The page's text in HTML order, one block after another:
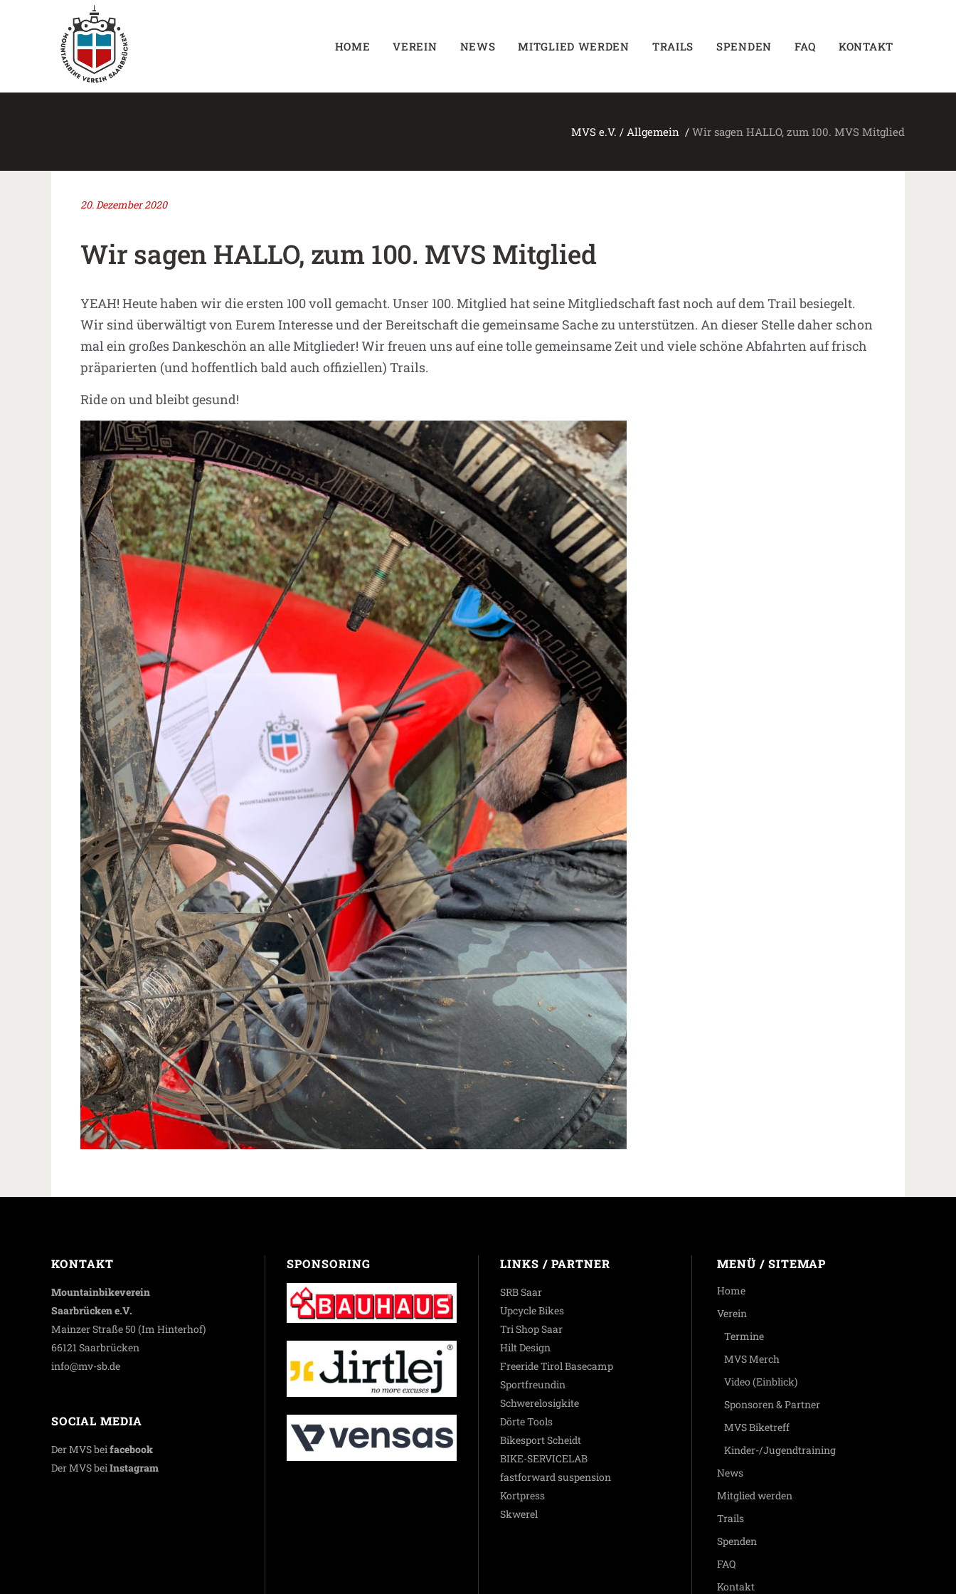
HOME VEREIN NEWS MITGLIED WERDEN TRAILS SPENDEN FAQ KONTAKT
MVS e.V. / Allgemein / Wir sagen HALLO, zum 100. MVS Mitglied
20. Dezember 2020
Wir sagen HALLO, zum 100. MVS Mitglied
YEAH! Heute haben wir die ersten 100 voll gemacht. Unser 100. Mitglied hat seine Mitgliedschaft fast noch auf dem Trail besiegelt.
Wir sind überwältigt von Eurem Interesse und der Bereitschaft die gemeinsame Sache zu unterstützen. An dieser Stelle daher schon
mal ein großes Dankeschön an alle Mitglieder! Wir freuen uns auf eine tolle gemeinsame Zeit und viele schöne Abfahrten auf frisch
präparierten (und hoffentlich bald auch offiziellen) Trails.
Ride on und bleibt gesund!
KONTAKT
Mountainbikeverein
Saarbrücken e.V.
Mainzer Straße 50 (Im Hinterhof)
66121 Saarbrücken
info@mv-sb.de
SOCIAL MEDIA
Der MVS beifacebook
Der MVS beiInstagram
SPONSORING LINKS / PARTNER
SRB Saar
Upcycle Bikes
Tri Shop Saar
Hilt Design
Freeride Tirol Basecamp
Sportfreundin
Schwerelosigkite
Dörte Tools
Bikesport Scheidt
BIKE-SERVICELAB
fastforward suspension
Kortpress
Skwerel
MENÜ / SITEMAP
Home
Verein
Termine
MVS Merch
Video (Einblick)
Sponsoren & Partner
MVS Biketreff
Kinder-/Jugendtraining
News
Mitglied werden
Trails
Spenden
FAQ
Kontakt